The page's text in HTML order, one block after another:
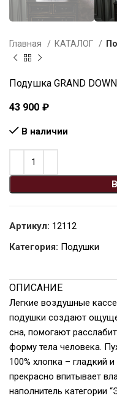
Главная КАТАЛОГ
Подушка GRAND
43 900 ₽
В наличии
Артикул: 12112
Категория: Подушки
ОПИСАНИЕ
Легкие воздушные
подушки создают
сна, помогают
форму тела человека.
100% хлопка – гладкий
прекрасно впитывает
наполнитель категории